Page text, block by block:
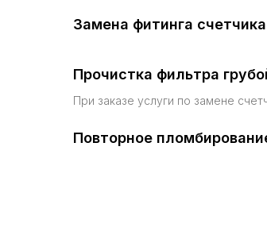
Замена фитинга счетчика
Прочистка фильтра
При заказе услуги по замене
Повторное